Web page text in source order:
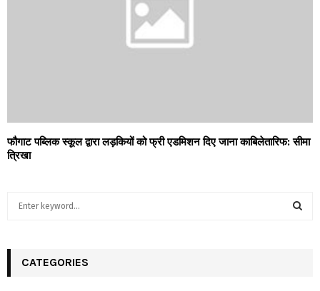
फौगाट पब्लिक स्कूल द्वारा लड़कियों को फ्री एडमिशन दिए जाना काबिलेतारिफ: सीमा
त्रिखा
h
CATEGORIES